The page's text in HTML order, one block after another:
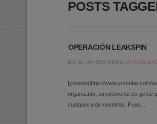
POSTS
OPERACIÓN LEAKSPIN
DIC 11, 10 • 5032 VIEWS • ACTUALIDAD
[youtube]http://www.youtube.com/
organizado, simplemente es gente
cualquiera de nosotros. Pues...